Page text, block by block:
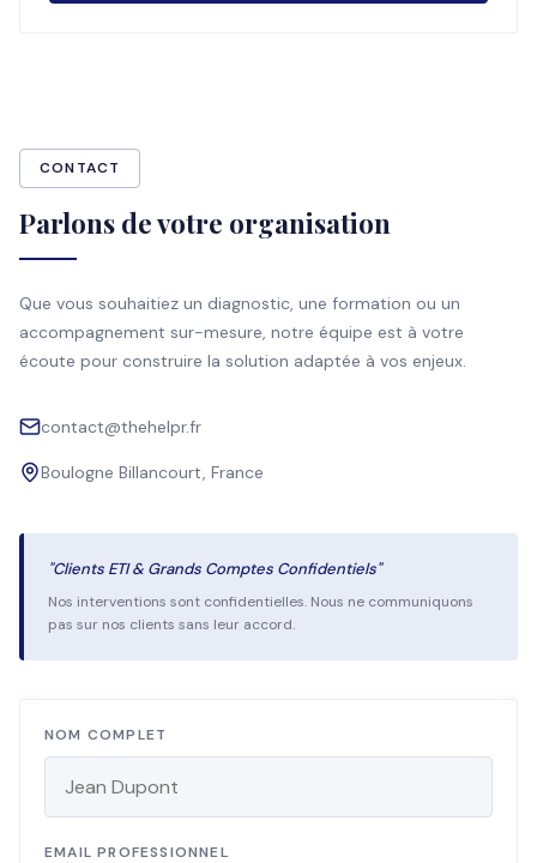
CONTACT
Parlons de votre organisation
Que vous souhaitiez un diagnostic, une formation ou un
accompagnement sur-mesure, notre équipe est à votre
écoute pour construire la solution adaptée à vos enjeux.
contact@thehelpr.fr
Boulogne Billancourt, France
"Clients ETI & Grands Comptes Confidentiels"
Nos interventions sont confidentielles. Nous ne communiquons
pas sur nos clients sans leur accord.
NOM COMPLET
EMAIL PROFESSIONNEL